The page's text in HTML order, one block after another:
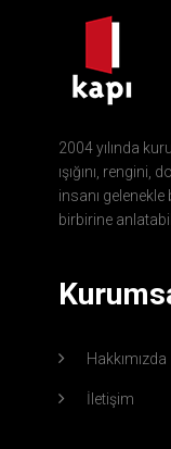
2004 yılında
ışığını,
insanı
birbirine
Hakkımızda
İletişim